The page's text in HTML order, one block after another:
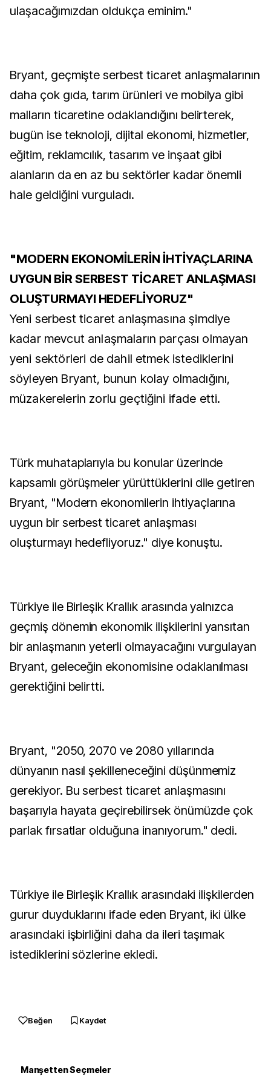
ulaşacağımızdan oldukça eminim."
Bryant, geçmişte serbest ticaret anlaşmalarının
daha çok gıda, tarım ürünleri ve mobilya gibi
malların ticaretine odaklandığını belirterek,
bugün ise teknoloji, dijital ekonomi, hizmetler,
eğitim, reklamcılık, tasarım ve inşaat gibi
alanların da en az bu sektörler kadar önemli
hale geldiğini vurguladı.
"MODERN EKONOMİLERİN İHTİYAÇLARINA
UYGUN BİR SERBEST TİCARET ANLAŞMASI
OLUŞTURMAYI HEDEFLİYORUZ"
Yeni serbest ticaret anlaşmasına şimdiye
kadar mevcut anlaşmaların parçası olmayan
yeni sektörleri de dahil etmek istediklerini
söyleyen Bryant, bunun kolay olmadığını,
müzakerelerin zorlu geçtiğini ifade etti.
Türk muhataplarıyla bu konular üzerinde
kapsamlı görüşmeler yürüttüklerini dile getiren
Bryant, "Modern ekonomilerin ihtiyaçlarına
uygun bir serbest ticaret anlaşması
oluşturmayı hedefliyoruz." diye konuştu.
Türkiye ile Birleşik Krallık arasında yalnızca
geçmiş dönemin ekonomik ilişkilerini yansıtan
bir anlaşmanın yeterli olmayacağını vurgulayan
Bryant, geleceğin ekonomisine odaklanılması
gerektiğini belirtti.
Bryant, "2050, 2070 ve 2080 yıllarında
dünyanın nasıl şekilleneceğini düşünmemiz
gerekiyor. Bu serbest ticaret anlaşmasını
başarıyla hayata geçirebilirsek önümüzde çok
parlak fırsatlar olduğuna inanıyorum." dedi.
Türkiye ile Birleşik Krallık arasındaki ilişkilerden
gurur duyduklarını ifade eden Bryant, iki ülke
arasındaki işbirliğini daha da ileri taşımak
istediklerini sözlerine ekledi.
Beğen Kaydet
Manşetten Seçmeler